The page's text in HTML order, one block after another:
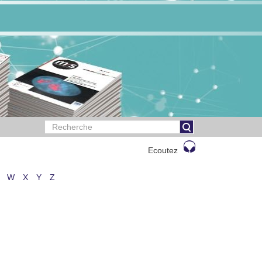
Ecoutez
W X Y Z